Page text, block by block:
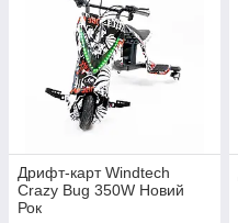
Дрифт-карт Windtech
Crazy Bug 350W Новий
Рок